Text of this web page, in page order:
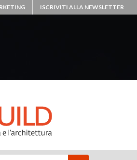
ISCRIVITI ALLA NEWSLETTER